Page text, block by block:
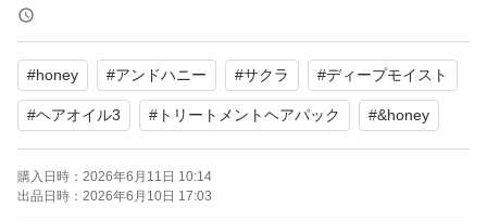
まとめてお譲りするので、ストック用やプレゼントにもお
すすめです♪
即購入OKです◎
丁寧に梱包して発送いたします！
売り切れ次第終了です！
#honey #アンドハニー #サクラ #ディープモイスト
#ヘアオイル3 # トリートメントヘアパック #&honey
購入日時： 2026年6月11日 10:14
出品日時： 2026年6月10日 17:03